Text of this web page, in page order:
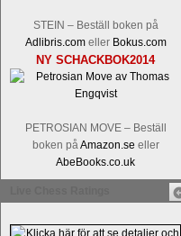
STEIN – Beställ boken på
Adlibris.comeller Bokus.com
NY SCHACKBOK2014
PETROSIAN MOVE – Beställ
boken påAmazon.se eller
AbeBooks.co.uk